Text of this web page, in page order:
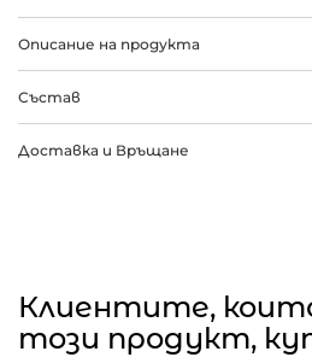
Описание на продукта
Състав
Доставка и Връщане
Клиентите,
този продукт,